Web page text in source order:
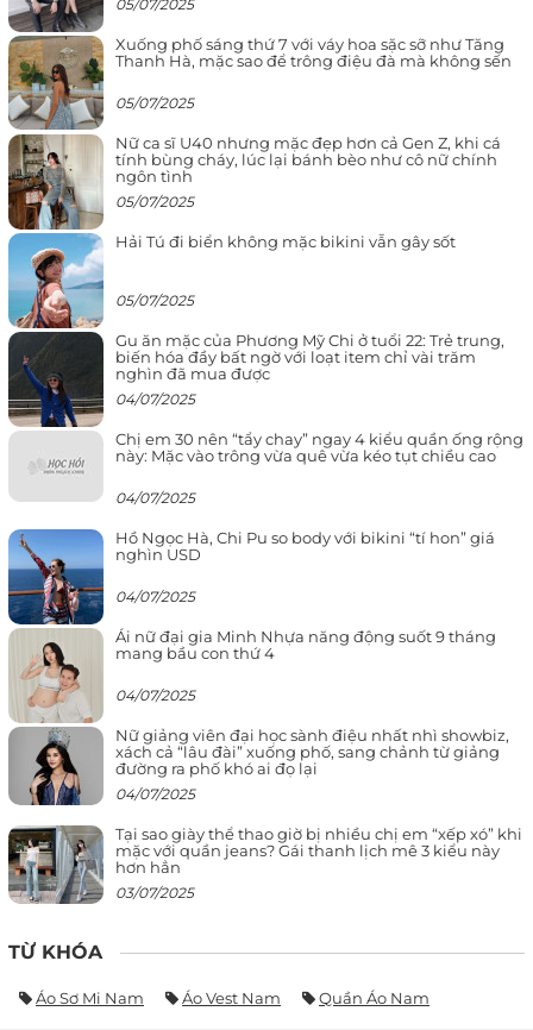
05/07/2025
Xuống phố sáng thứ 7 với váy hoa sặc sỡ như Tăng
Thanh Hà, mặc sao để trông điệu đà mà không sến
05/07/2025
Nữ ca sĩ U40 nhưng mặc đẹp hơn cả Gen Z, khi cá
tính bùng cháy, lúc lại bánh bèo như cô nữ chính
ngôn tình
05/07/2025
Hải Tú đi biển không mặc bikini vẫn gây sốt
05/07/2025
Gu ăn mặc của Phương Mỹ Chi ở tuổi 22: Trẻ trung,
biến hóa đầy bất ngờ với loạt item chỉ vài trăm
nghìn đã mua được
04/07/2025
Chị em 30 nên “tẩy chay” ngay 4 kiểu quần ống rộng
này: Mặc vào trông vừa quê vừa kéo tụt chiều cao
04/07/2025
Hồ Ngọc Hà, Chi Pu so body với bikini “tí hon” giá
nghìn USD
04/07/2025
Ái nữ đại gia Minh Nhựa năng động suốt 9 tháng
mang bầu con thứ 4
04/07/2025
Nữ giảng viên đại học sành điệu nhất nhì showbiz,
xách cả “lâu đài” xuống phố, sang chảnh từ giảng
đường ra phố khó ai đọ lại
04/07/2025
Tại sao giày thể thao giờ bị nhiều chị em “xếp xó” khi
mặc với quần jeans? Gái thanh lịch mê 3 kiểu này
hơn hẳn
03/07/2025
TỪ KHÓA
Áo Sơ Mi Nam Áo Vest Nam Quần Áo Nam